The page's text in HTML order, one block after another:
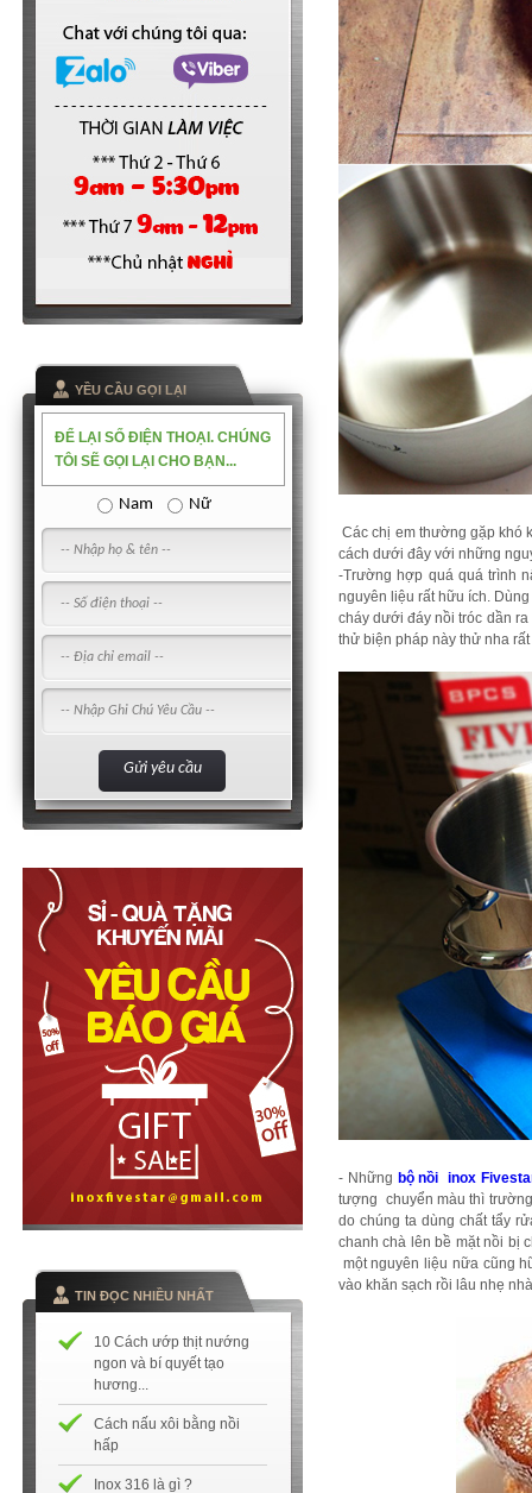
YỀU CẦU GỌI LẠI
ĐỂ LẠI SỐ ĐIỆN THOẠI. CHÚNG
TÔI SẼ GỌI LẠI CHO BẠN...
Nam Nữ
TIN ĐỌC NHIỀU NHẤT
10 Cách ướp thịt nướng
ngon và bí quyết tạo
hương...
Cách nấu xôi bằng nồi
hấp
Inox 316 là gì ?
Các chị em thường gặp khó
cách dưới đây với những
-Trường hợp quá quá trình
nguyên liệu rất hữu ích.
cháy dưới đáy nồi tróc dần
thử biện pháp này thử nha
- Những bộ nồi inox
tượng chuyển màu thì
do chúng ta dùng chất tẩy
chanh chà lên bề mặt nồi bị
một nguyên liệu nữa cũng
vào khăn sạch rồi lâu nhẹ